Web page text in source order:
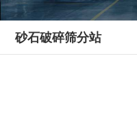
砂石破碎筛分站